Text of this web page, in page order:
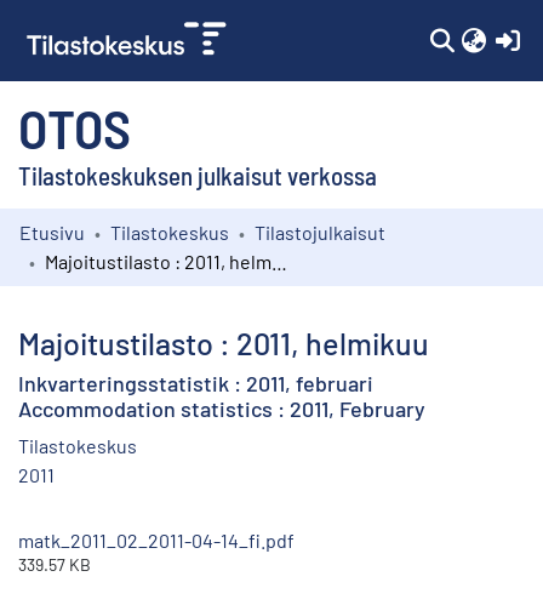
OTOS
Tilastokeskuksen julkaisut verkossa
Kokoelmat
Etusivu Tilastokeskus
Tilastojulkaisut
Majoitustilasto : 2011, helmikuu
Inkvarteringsstatistik : 2011, februari
Accommodation statistics : 2011, February
Tilastokeskus
2011
matk_2011_02_2011-04-14_fi.pdf
339.57 KB